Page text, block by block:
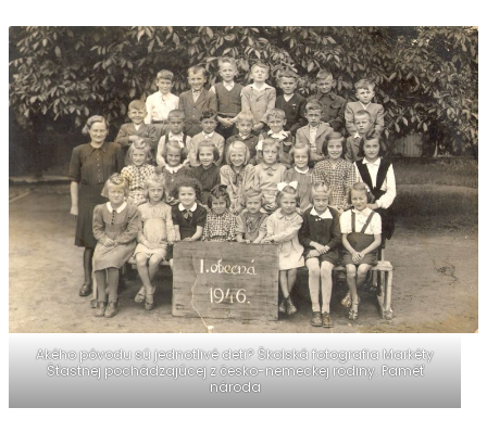
Akého pôvodu sú jednotlivé deti? Školská fotografia Markéty
Šťastnej pochádzajúcej z česko-nemeckej rodiny. Paměť
národa